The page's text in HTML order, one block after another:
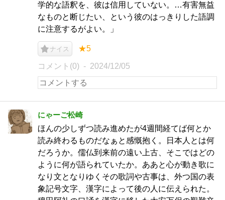
学的な語釈を、彼は信用していない。…有害無益
なものと断じたい、という彼のはっきりした語調
に注意するがよい。」
ナイス ★5
コメント(0) 2024/12/05
にゃーご松崎
ほんの少しずつ読み進めたが4週間経てば何とか
読み終わるものだなぁと感慨抱く。日本人とは何
だろうか。儒仏到来前の遠い上古、そこではどの
ように何が語られていたか。ああと心が動き歌に
なり文となりゆくその歌詞や古事は、外つ国の表
象記号文字、漢字によって後の人に伝えられた。